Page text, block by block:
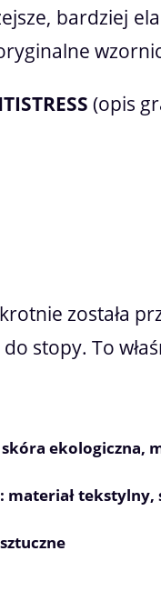
bardziej
(opis
została
stopy. To
ekologiczna,
materiał tekstylny,